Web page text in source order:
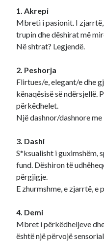
1. Akrepi
Mbreti i pasionit. I
trupin dhe dëshirat më
Në shtrat? Legjendë.
2. Peshorja
Flirtues/e, elegant/e dhe
kënaqësisë së ndërsjellë.
përkëdhelet.
Një dashnor/dashnore me
3. Dashi
S*ksualisht i guximshëm,
fund. Dëshiron të
përgjigje.
E zhurmshme, e zjarrtë, e
4. Demi
Mbret i përkëdheljeve
është një përvojë